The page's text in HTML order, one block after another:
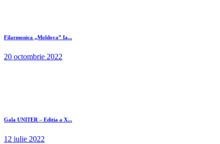
Filarmonica „Moldova” Ia...
20 octombrie 2022
Gala UNITER – Editia a X...
12 iulie 2022